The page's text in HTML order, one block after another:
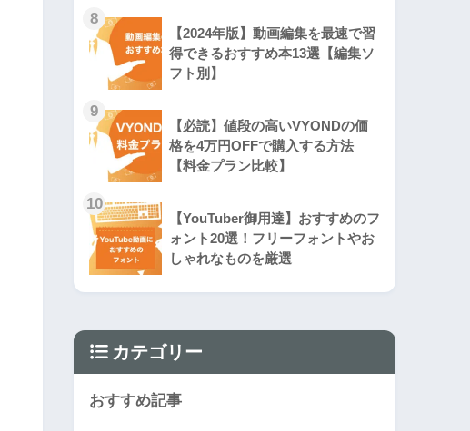
8
【2024年版】動画編集を最速で習
得できるおすすめ本13選【編集ソ
フト別】
9
【必読】値段の高いVYONDの価
格を4万円OFFで購入する方法
【料金プラン比較】
10
【YouTuber御用達】おすすめのフ
ォント20選！フリーフォントやお
しゃれなものを厳選
カテゴリー
おすすめ記事